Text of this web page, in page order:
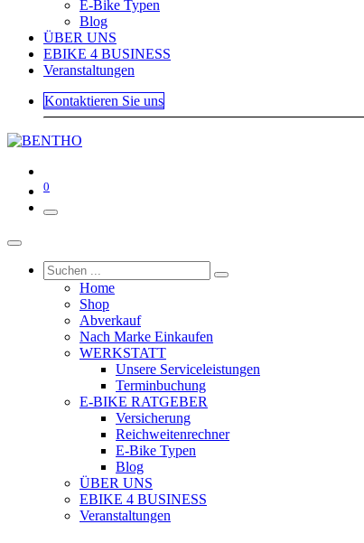
E-Bike Typen
Blog
ÜBER UNS
EBIKE 4 BUSINESS
Veranstaltungen
Kontaktieren Sie uns
0
Home
Shop
Abverkauf
Nach Marke Einkaufen
WERKSTATT
Unsere Serviceleistungen
Terminbuchung
E-BIKE RATGEBER
Versicherung
Reichweitenrechner
E-Bike Typen
Blog
ÜBER UNS
EBIKE 4 BUSINESS
Veranstaltungen